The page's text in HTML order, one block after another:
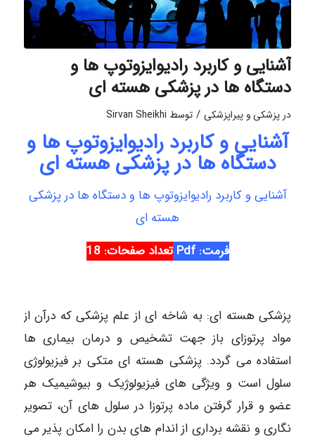
آشنایی و کاربرد رادیوایزوتوپ ها و
دستگاه ها در پزشکی هسته ای
در پزشکی و پیراپزشکی / توسط Sirvan Sheikhi
آشنایی و کاربرد رادیوایزوتوپ ها و
دستگاه ها در پزشکی هسته ای
آشنایی و کاربرد رادیوایزوتوپ ها و دستگاه ها در پزشکی
هسته ای
فرمت: Pdf
تعداد صفحات: 18
پزشکی هسته ای: به شاخه ای از علم پزشکی که درآن از
مواد پرتوزای باز جهت تشخیص و درمان بیماری ها
استفاده می گردد. پزشکی هسته ای متکی بر فیزیولوژی
سلول است و ویژگی های فیزیولوژیک و بیوشیمیک هر
عضو و قرار گرفتن ماده پرتوزا در سلول های آن، تصویر
نگاری و نقشه برداری از اندام های بدن را امکان پذیر می